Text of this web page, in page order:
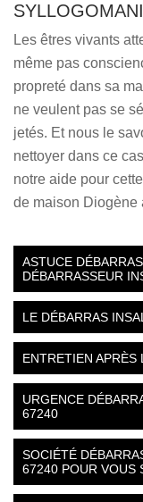
Les êtres vivants
même pas
propreté dans sa
ne veulent pas se
jetés. Et nous le
nettoyer dans ce
notre aide pour
de maison Diogène
ASTUCE
DÉBARRASSEUR
LE DÉBARRAS
ENTRETIEN APRÈS
URGENCE
67240
SOCIÉTÉ
67240 POUR VOUS